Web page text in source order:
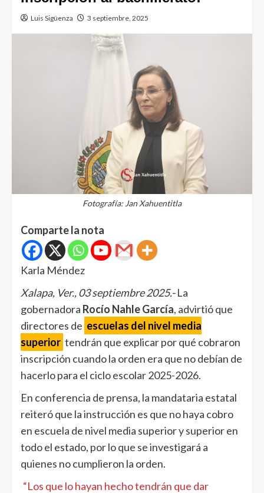
Luis Sigüenza 3 septiembre, 2025
Fotografía: Jan Xahuentitla
Comparte la nota
Karla Méndez
Xalapa, Ver., 03 septiembre 2025.-La
gobernadora Rocío Nahle García, advirtió que
directores de escuelas del nivel media
superior tendrán que explicar por qué cobraron
inscripción cuando la orden era que no debían de
hacerlo para el ciclo escolar 2025-2026.
En conferencia de prensa, la mandataria estatal
reiteró que la instrucción es que no haya cobro
en escuela de nivel media superior y superior en
todo el estado, por lo que se investigará a
quienes no cumplieron la orden.
“Los que lo hayan hecho tendrán que dar